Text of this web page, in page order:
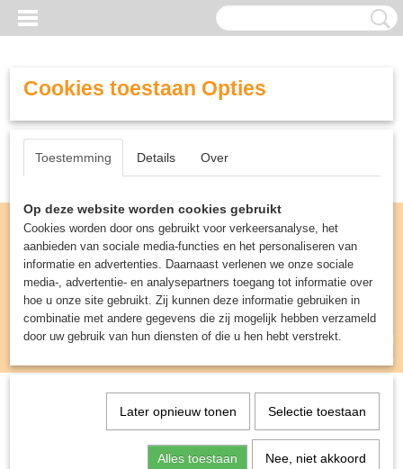
Inloggen Registreren
UW WINKELWAGEN
(0)
Ruilkaarten>Accessoires
Gamegenic
Portfolio Zip-Up Album 24-Pocket White
Cookies toestaan Opties
Toestemming Details Over
Op deze website worden cookies gebruikt
Cookies worden door ons gebruikt voor verkeersanalyse, het
aanbieden van sociale media-functies en het personaliseren van
informatie en advertenties. Daarnaast verlenen we onze sociale
media-, advertentie- en analysepartners toegang tot informatie over
hoe u onze site gebruikt. Zij kunnen deze informatie gebruiken in
combinatie met andere gegevens die zij mogelijk hebben verzameld
door uw gebruik van hun diensten of die u hen hebt verstrekt.
Later opnieuw tonen Selectie toestaan
Alles toestaan Nee, niet akkoord